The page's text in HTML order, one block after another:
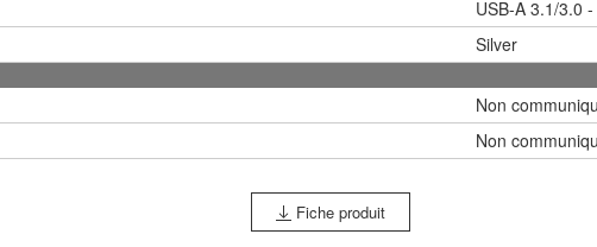
USB-A 3.1/3.0
Silver
Non
Non
Fiche produit